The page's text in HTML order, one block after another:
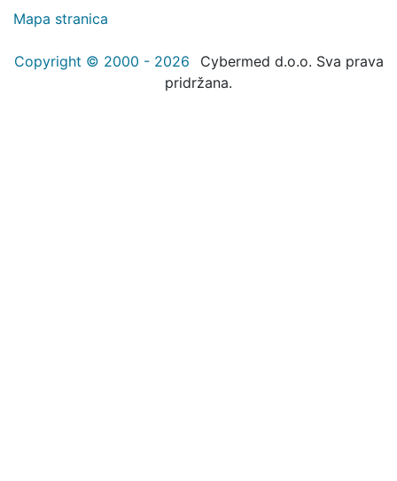
Mapa stranica
Copyright © 2000 - 2026
Cybermed d.o.o. Sva prava
pridržana.